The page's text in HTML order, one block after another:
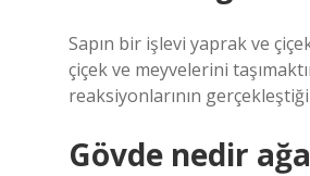
Sapın bir işlevi yaprak ve
çiçek ve meyvelerini
reaksiyonlarının
Gövde nedir